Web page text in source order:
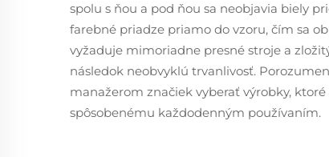
spolu s ňou a pod ňou sa neobjavia biely
farebné priadze priamo do vzoru, čím sa
vyžaduje mimoriadne presné stroje a
následok neobvyklú trvanlivosť.
manažerom značiek vyberať výrobky,
spôsobenému každodenným používaním.